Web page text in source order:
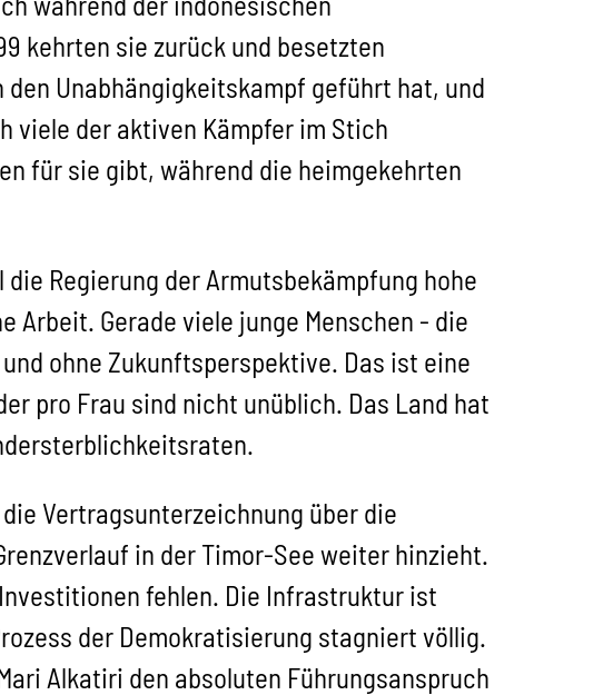
kehrten sie zurück und besetzten
Unabhängigkeitskampf geführt hat, und
viele der aktiven Kämpfer im Stich
für sie gibt, während die heimgekehrten
Regierung der Armutsbekämpfung hohe
Arbeit. Gerade viele junge Menschen - die
ohne Zukunftsperspektive. Das ist eine
pro Frau sind nicht unüblich. Das Land hat
Vertragsunterzeichnung über die
in der Timor-See weiter hinzieht.
fehlen. Die Infrastruktur ist
der Demokratisierung stagniert völlig.
Alkatiri den absoluten Führungsanspruch